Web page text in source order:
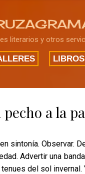
literarios y otros
LIBROS
pecho a la
sintonía. Observar.
Advertir una
del sol invernal.